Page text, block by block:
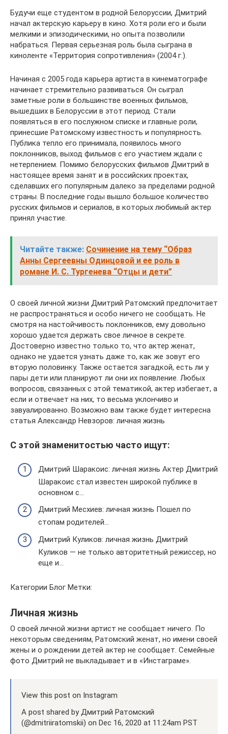
Будучи еще студентом в родной Белоруссии, Дмитрий
начал актерскую карьеру в кино. Хотя роли его и были
мелкими и эпизодическими, но опыта позволили
набраться. Первая серьезная роль была сыграна в
киноленте «Территория сопротивления» (2004 г.).
Начиная с 2005 года карьера артиста в кинематографе
начинает стремительно развиваться. Он сыграл
заметные роли в большинстве военных фильмов,
вышедших в Белоруссии в этот период. Стали
появляться в его послужном списке и главные роли,
принесшие Ратомскому известность и популярность.
Публика тепло его принимала, появилось много
поклонников, выход фильмов с его участием ждали с
нетерпением. Помимо белорусских фильмов Дмитрий в
настоящее время занят и в российских проектах,
сделавших его популярным далеко за пределами родной
страны. В последние годы вышло большое количество
русских фильмов и сериалов, в которых любимый актер
принял участие.
Читайте также: Сочинение на тему “Образ
Анны Сергеевны Одинцовой и ее роль в
романе И. С. Тургенева “Отцы и дети”
О своей личной жизни Дмитрий Ратомский предпочитает
не распространяться и особо ничего не сообщать. Не
смотря на настойчивость поклонников, ему довольно
хорошо удается держать свое личное в секрете.
Достоверно известно только то, что актер женат,
однако не удается узнать даже то, как же зовут его
вторую половинку. Также остается загадкой, есть ли у
пары дети или планируют ли они их появление. Любых
вопросов, связанных с этой тематикой, актер избегает, а
если и отвечает на них, то весьма уклончиво и
завуалированно. Возможно вам также будет интересна
статья Александр Невзоров: личная жизнь
С этой знаменитостью часто ищут:
Дмитрий Шаракоис: личная жизнь Актер Дмитрий
Шаракоис стал известен широкой публике в
основном с…
Дмитрий Месхиев: личная жизнь Пошел по
стопам родителей…
Дмитрий Куликов: личная жизнь Дмитрий
Куликов — не только авторитетный режиссер, но
еще и…
Категории Блог Метки:
Личная жизнь
О своей личной жизни артист не сообщает ничего. По
некоторым сведениям, Ратомский женат, но имени своей
жены и о рождении детей актер не сообщает. Семейные
фото Дмитрий не выкладывает и в «Инстаграме».
View this post on Instagram
A post shared by Дмитрий Ратомский
(@dmitriiratomskii) on Dec 16, 2020 at 11:24am PST